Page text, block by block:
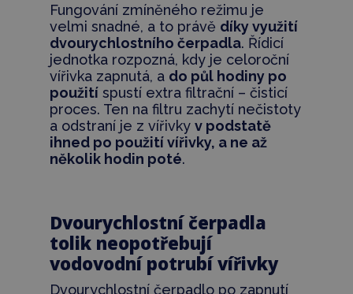
Fungování zmíněného režimu je
velmi snadné, a to právě díky využití
dvourychlostního čerpadla. Řídicí
jednotka rozpozná, kdy je celoroční
vířivka zapnutá, a do půl hodiny po
použitíspustí extra filtrační – čisticí
proces. Ten na filtru zachytí nečistoty
a odstraní je z vířivky v podstatě
ihned po použití vířivky, a ne až
několik hodin poté.
Dvourychlostní čerpadla
tolik neopotřebují
vodovodní potrubí vířivky
Dvourychlostní čerpadlo po zapnutí